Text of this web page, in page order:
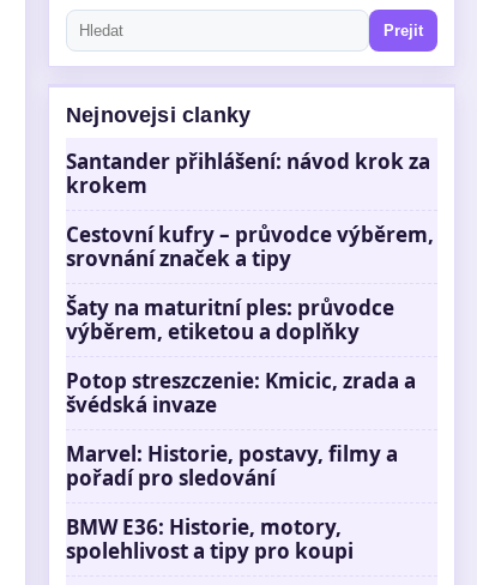
Prejit
Nejnovejsi clanky
Santander přihlášení: návod krok za
krokem
Cestovní kufry – průvodce výběrem,
srovnání značek a tipy
Šaty na maturitní ples: průvodce
výběrem, etiketou a doplňky
Potop streszczenie: Kmicic, zrada a
švédská invaze
Marvel: Historie, postavy, filmy a
pořadí pro sledování
BMW E36: Historie, motory,
spolehlivost a tipy pro koupi